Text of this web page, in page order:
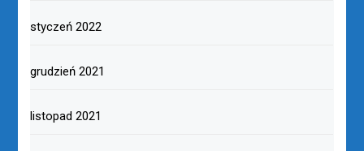
styczeń 2022
grudzień 2021
listopad 2021